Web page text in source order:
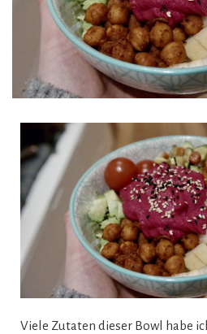
Viele Zutaten dieser Bowl habe